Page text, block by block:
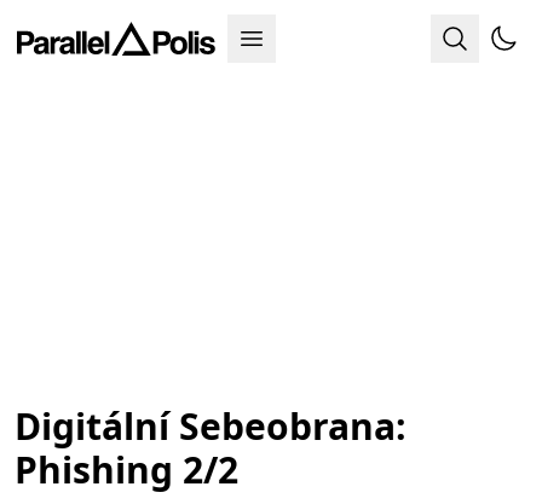
Digitální Sebeobrana:
Phishing 2/2